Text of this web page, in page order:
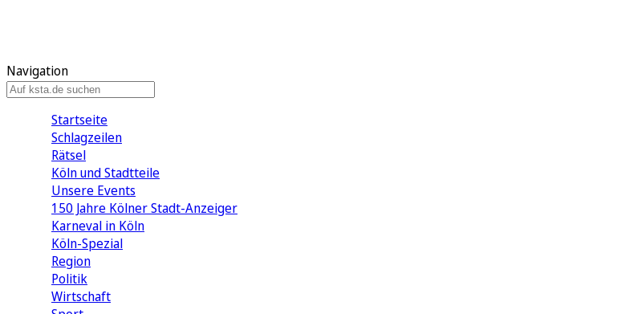
Navigation
Startseite
Schlagzeilen
Rätsel
Köln und Stadtteile
Unsere Events
150 Jahre Kölner Stadt-Anzeiger
Karneval in Köln
Köln-Spezial
Region
Politik
Wirtschaft